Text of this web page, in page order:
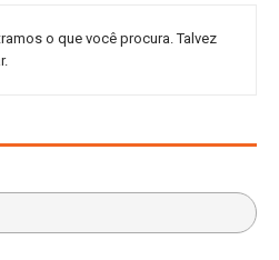
o que você procura. Talvez